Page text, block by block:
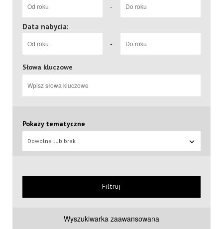
-
Data nabycia:
-
Słowa kluczowe
Pokazy tematyczne
Dowolna lub brak
Filtruj
Wyszukiwarka zaawansowana